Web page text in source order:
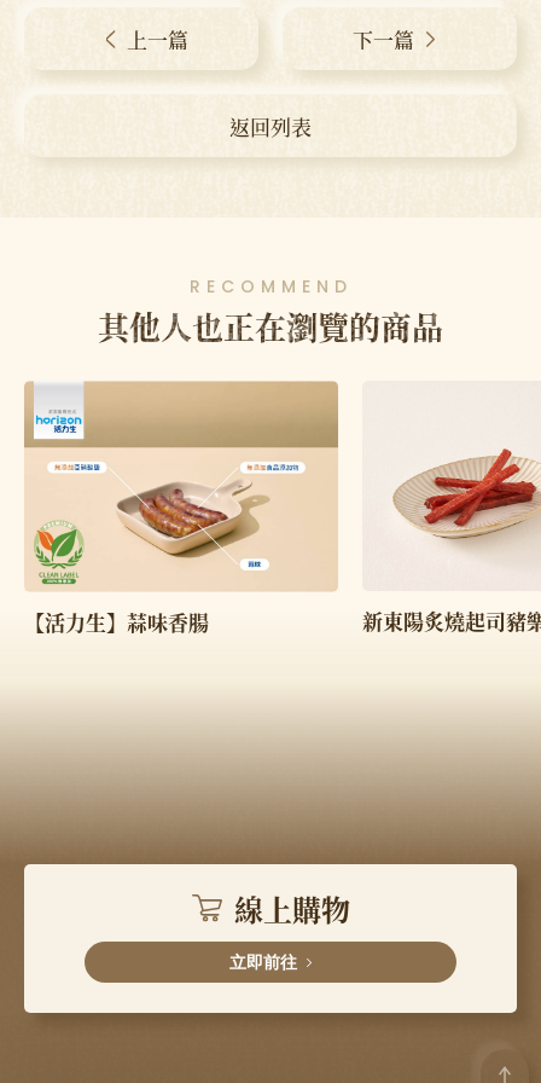
上一篇
返回列表
下一篇
RECOMMEND
其他人也正在瀏覽的商品
【活力生】蒜味香腸 新東陽炙燒起司豬
線上購物
立即前往